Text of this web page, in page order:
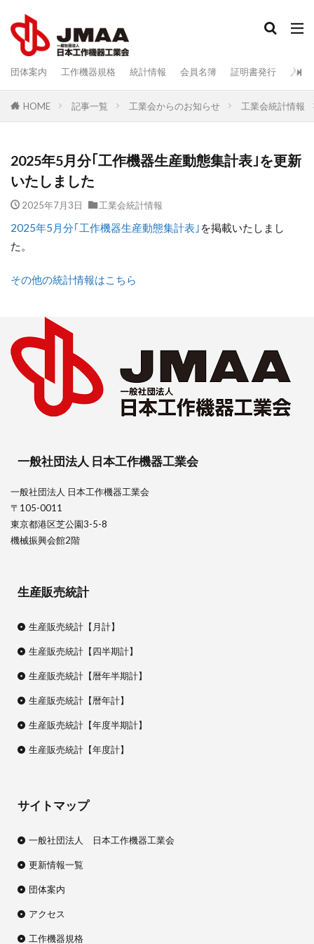
団体案内 工作機器規格 統計情報 会員名簿 証明書発行 入会
HOME 記事一覧 工業会からのお知らせ 工業会統計情報
2025年5月分｢工作機器生産動態集計表｣を更新
いたしました
2025年7月3日 工業会統計情報
2025年5月分｢工作機器生産動態集計表｣ を掲載いたしまし
た。
その他の統計情報はこちら
一般社団法人 日本工作機器工業会
一般社団法人 日本工作機器工業会
〒105-0011
東京都港区芝公園3-5-8
機械振興会館2階
生産販売統計
生産販売統計【月計】
生産販売統計【四半期計】
生産販売統計【暦年半期計】
生産販売統計【暦年計】
生産販売統計【年度半期計】
生産販売統計【年度計】
サイトマップ
一般社団法人 日本工作機器工業会
更新情報一覧
団体案内
アクセス
工作機器規格